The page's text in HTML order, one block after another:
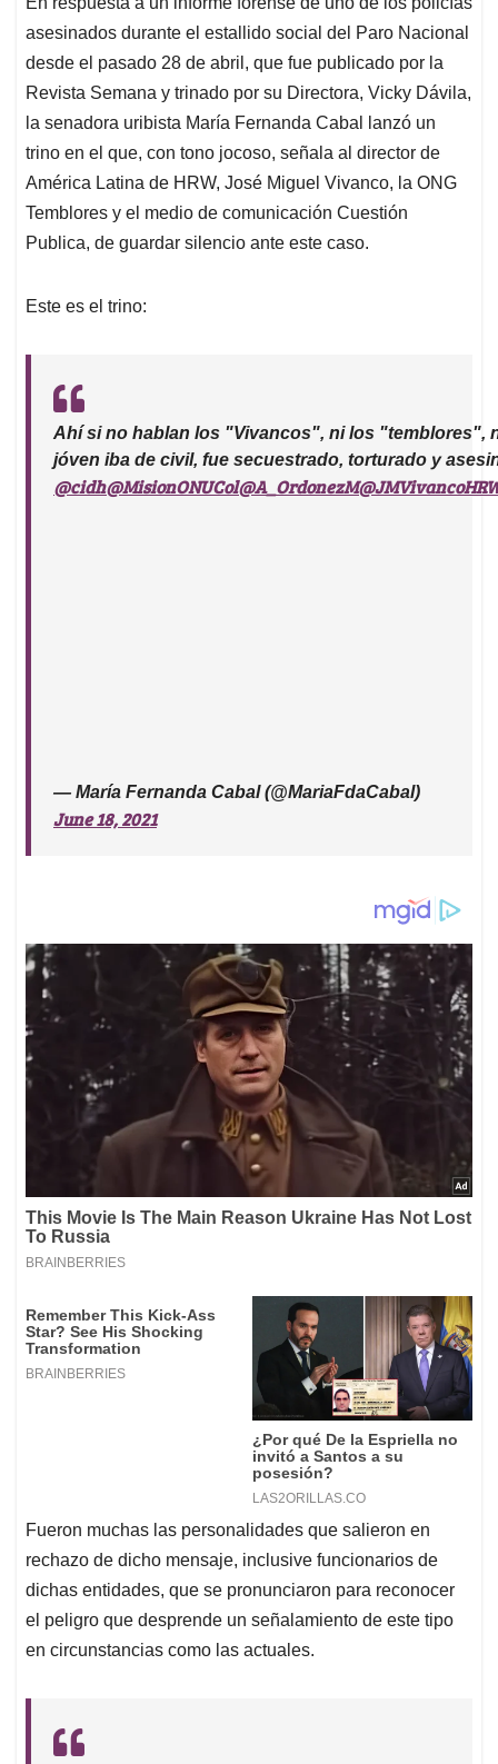
s
A
p
p
b
o
o
k
e
d
I
n
l
a
d
s
asesinados durante el estallido social del Paro Nacional
desde el pasado 28 de abril, que fue publicado por la
Revista Semana y trinado por su Directora, Vicky Dávila,
la senadora uribista María Fernanda Cabal lanzó un
trino en el que, con tono jocoso, señala al director de
América Latina de HRW, José Miguel Vivanco, la ONG
Temblores y el medio de comunicación Cuestión
Publica, de guardar silencio ante este caso.
Este es el trino:
Ahí si no hablan los "Vivancos", ni los "temblores",
jóven iba de civil, fue secuestrado, torturado y
@cidh@MisionONUCol@A_OrdonezM
— María Fernanda Cabal (@MariaFdaCabal)
June 18, 2021
Fueron muchas las personalidades que salieron en
rechazo de dicho mensaje, inclusive funcionarios de
dichas entidades, que se pronunciaron para reconocer
el peligro que desprende un señalamiento de este tipo
en circunstancias como las actuales.